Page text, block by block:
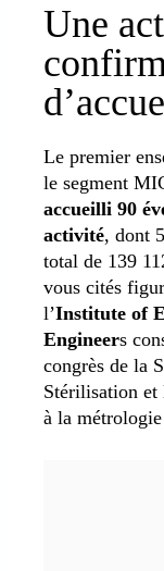
Une
Le premier
le segment
accueilli 90
activité, dont
total de 139
vous cités
l’Institute of
Engineers
congrès de la
Stérilisation
à la